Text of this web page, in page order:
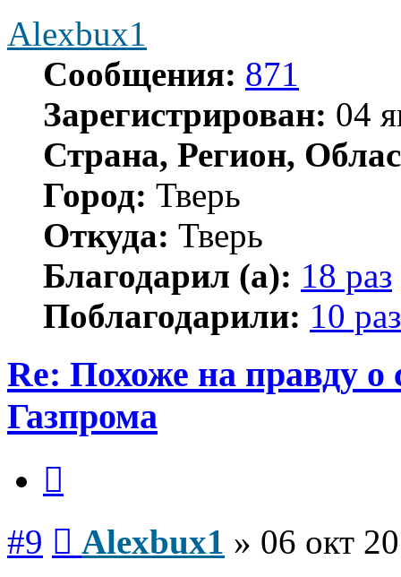
Alexbux1
Сообщения: 871
Зарегистрирован: 04
Страна, Регион,
Город: Тверь
Откуда: Тверь
Благодарил (а): 18 раз
Поблагодарили: 10 раз
Re: Похоже на правду о
Газпрома
#9 Alexbux1 » 06 окт